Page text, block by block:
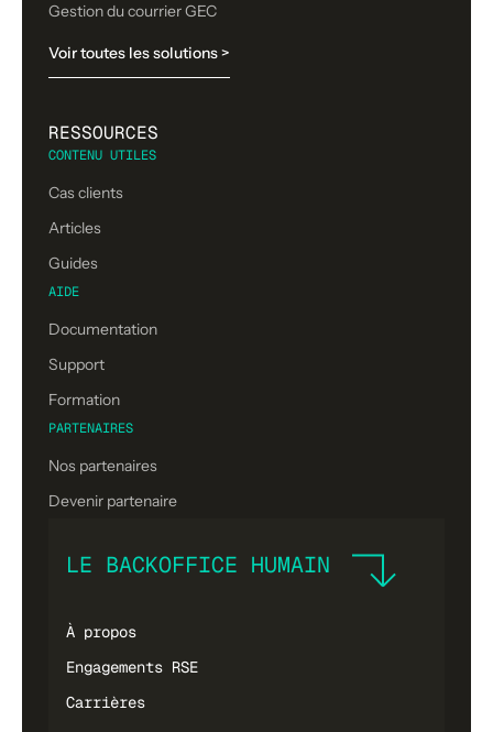
Gestion du courrier GEC
Voir toutes les solutions >
RESSOURCES
CONTENU UTILES
Cas clients
Articles
Guides
AIDE
Documentation
Support
Formation
PARTENAIRES
Nos partenaires
Devenir partenaire
LE BACKOFFICE HUMAIN
À propos
Engagements RSE
Carrières